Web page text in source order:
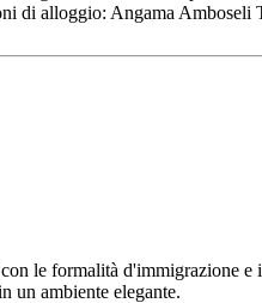
di alloggio: Angama
le formalità d'immigrazione
un ambiente elegante.